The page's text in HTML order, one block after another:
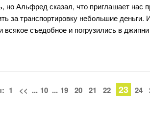
Альфред сказал, что приглашает нас
за транспортировку небольшие
всякое съедобное и погрузились в
1 << ... 10 ... 19 20 21 22 23 24